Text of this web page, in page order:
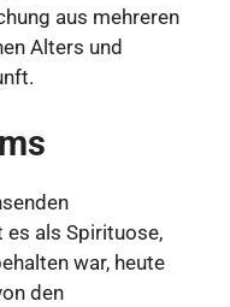
aus mehreren
Alters und
es als Spirituose,
war, heute
den